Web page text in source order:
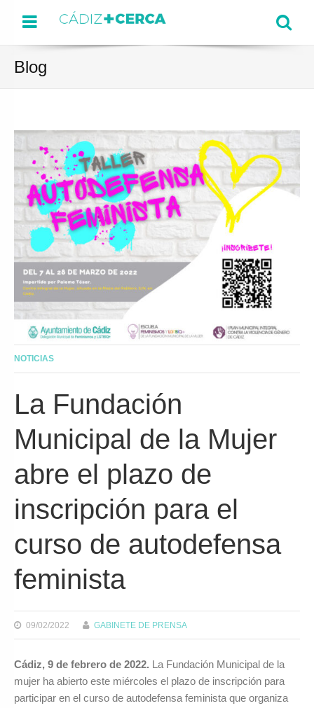
Menu
Blog
NOTICIAS
La Fundación
Municipal de la Mujer
abre el plazo de
inscripción para el
curso de autodefensa
feminista
09/02/2022 GABINETE DE PRENSA
Cádiz, 9 de febrero de 2022. La Fundación Municipal de la
mujer ha abierto este miércoles el plazo de inscripción para
participar en el curso de autodefensa feminista que organiza